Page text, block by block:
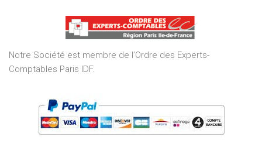
of
5
Notre Société est membre de l’Ordre des Experts-
Comptables Paris IDF.